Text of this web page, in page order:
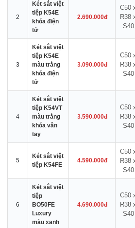
2
Két sắt việt
tiệp K54E
khóa điện
tử
2.690.000đ
C50
R38
S40
3
Két sắt việt
tiệp K54E
màu trắng
khóa điện
tử
3.090.000đ
C50
R38
S40
4
Két sắt việt
tiệp K54VT
màu trắng
khóa vân
tay
3.590.000đ
C50
R38
S40
5
Két sắt việt
tiệp K54FE
4.590.000đ
C50
R38
S40
6
Két sắt việt
tiệp
BO50FE
Luxury
màu xanh
4.690.000đ
C50
R38
S40